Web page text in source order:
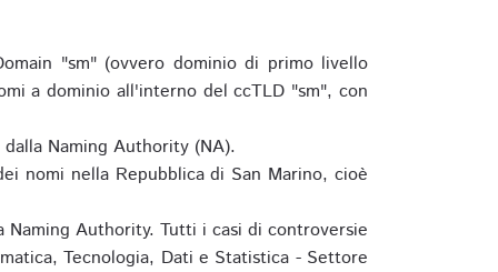
"sm" (ovvero dominio di primo livello
a dominio all'interno del ccTLD "sm", con
Naming Authority (NA).
nomi nella Repubblica di San Marino, cioè
Authority. Tutti i casi di controversie
Tecnologia, Dati e Statistica - Settore